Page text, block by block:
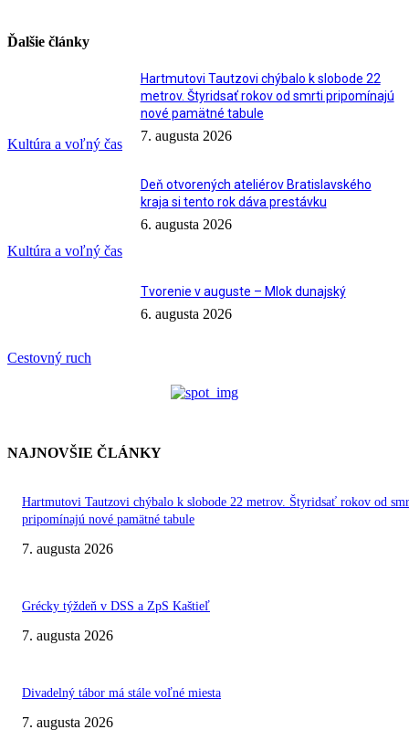
Ďalšie články
Kultúra a voľný čas
Hartmutovi Tautzovi chýbalo k slobode 22
metrov. Štyridsať rokov od smrti pripomínajú
nové pamätné tabule
7. augusta 2026
Kultúra a voľný čas
Deň otvorených ateliérov Bratislavského
kraja si tento rok dáva prestávku
6. augusta 2026
Cestovný ruch
Tvorenie v auguste – Mlok dunajský
6. augusta 2026
NAJNOVŠIE ČLÁNKY
Hartmutovi Tautzovi chýbalo k slobode 22 metrov. Štyridsať rokov od
pripomínajú nové pamätné tabule
7. augusta 2026
Grécky týždeň v DSS a ZpS Kaštieľ
7. augusta 2026
Divadelný tábor má stále voľné miesta
7. augusta 2026